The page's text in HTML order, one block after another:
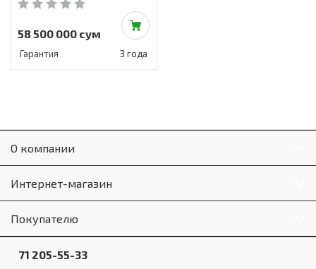
58 500 000 сум
Гарантия 3 года
О компании
Интернет-магазин
Покупателю
71 205-55-33